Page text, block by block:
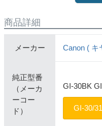
商品詳細
メーカー Canon ( キ
純正型番
（メーカ
ーコー
ド）
GI-30BK
GI-30/